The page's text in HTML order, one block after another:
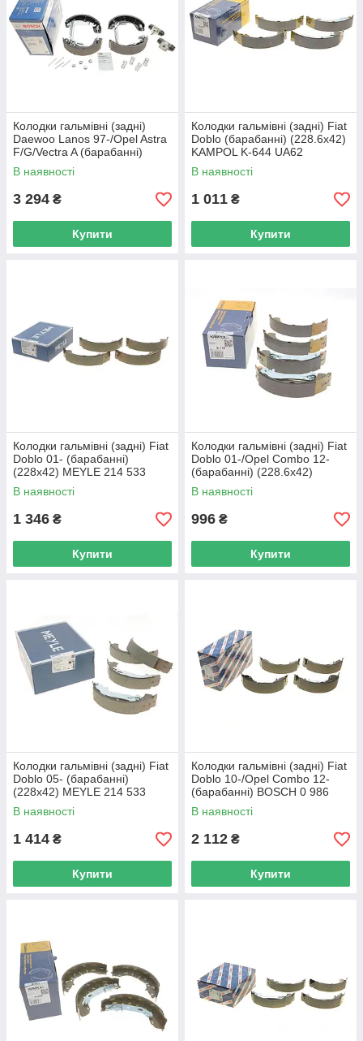
Колодки гальмівні (задні)
Daewoo Lanos 97-/Opel Astra
F/G/Vectra A (барабанні)
(200x45)(+ци 0 204 114 582
UA62
В наявності
3 294 ₴
Купити
Колодки гальмівні (задні) Fiat
Doblo (барабанні) (228.6x42)
KAMPOL K-644 UA62
В наявності
1 011 ₴
Купити
Колодки гальмівні (задні) Fiat
Doblo 01- (барабанні)
(228x42) MEYLE 214 533
0005 UA62
В наявності
1 346 ₴
Купити
Колодки гальмівні (задні) Fiat
Doblo 01-/Opel Combo 12-
(барабанні) (228.6x42)
KAMPOL K-739 UA62
В наявності
996 ₴
Купити
Колодки гальмівні (задні) Fiat
Doblo 05- (барабанні)
(228x42) MEYLE 214 533
0006 UA62
В наявності
1 414 ₴
Купити
Колодки гальмівні (задні) Fiat
Doblo 10-/Opel Combo 12-
(барабанні) BOSCH 0 986
487 773 UA62
В наявності
2 112 ₴
Купити